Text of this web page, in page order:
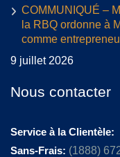
COMMUNIQUÉ –
la RBQ ordonne à
comme
9 juillet 2026
Nous contacter
Service à la Clientèle:
Sans-Frais: (1888)